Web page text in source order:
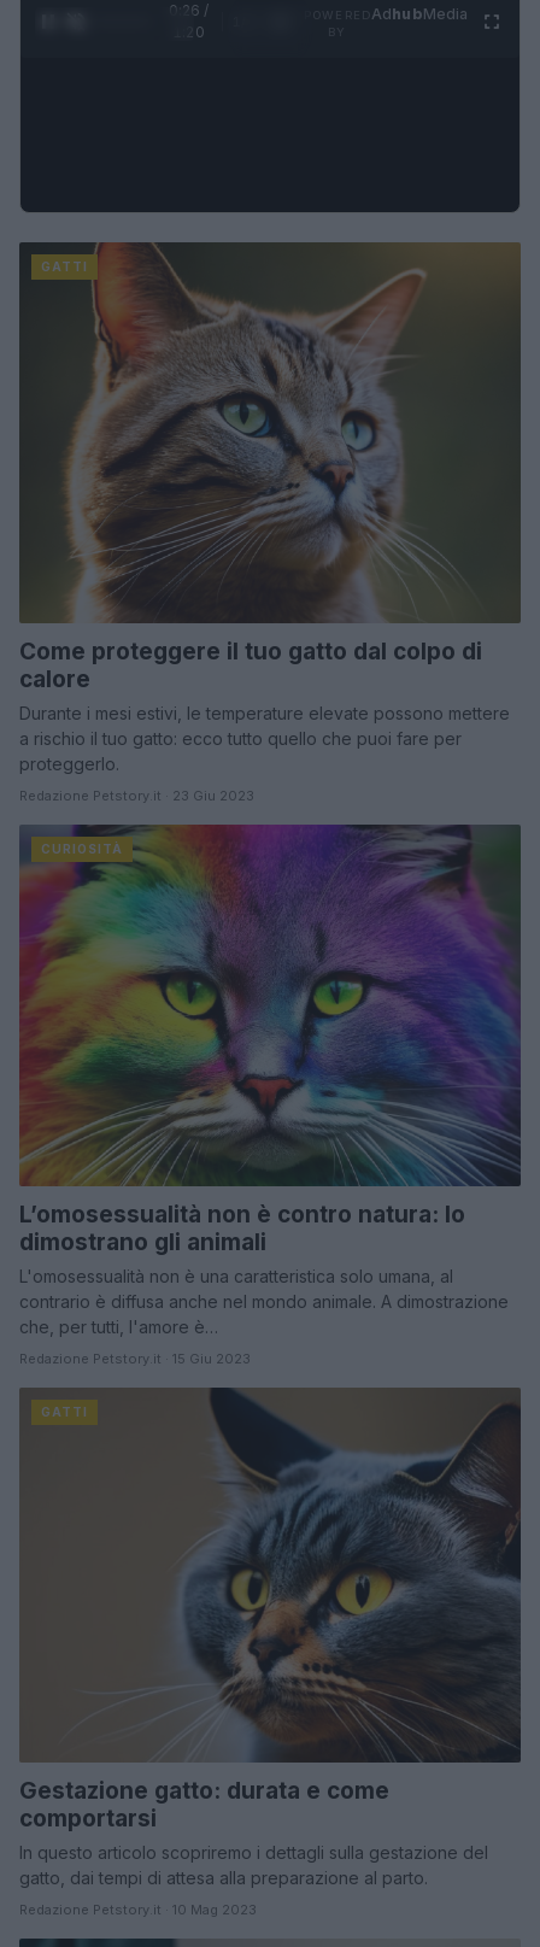
0:27 /
1:20
AdhubMedia
GATTI
Come proteggere il tuo gatto dal colpo di
calore
Durante i mesi estivi, le temperature elevate possono mettere
a rischio il tuo gatto: ecco tutto quello che puoi fare per
proteggerlo.
Redazione Petstory.it · 23 Giu 2023
CURIOSITÀ
L’omosessualità non è contro natura: lo
dimostrano gli animali
L'omosessualità non è una caratteristica solo umana, al
contrario è diffusa anche nel mondo animale. A dimostrazione
che, per tutti, l'amore è…
Redazione Petstory.it · 15 Giu 2023
GATTI
Gestazione gatto: durata e come
comportarsi
In questo articolo scopriremo i dettagli sulla gestazione del
gatto, dai tempi di attesa alla preparazione al parto.
Redazione Petstory.it · 10 Mag 2023